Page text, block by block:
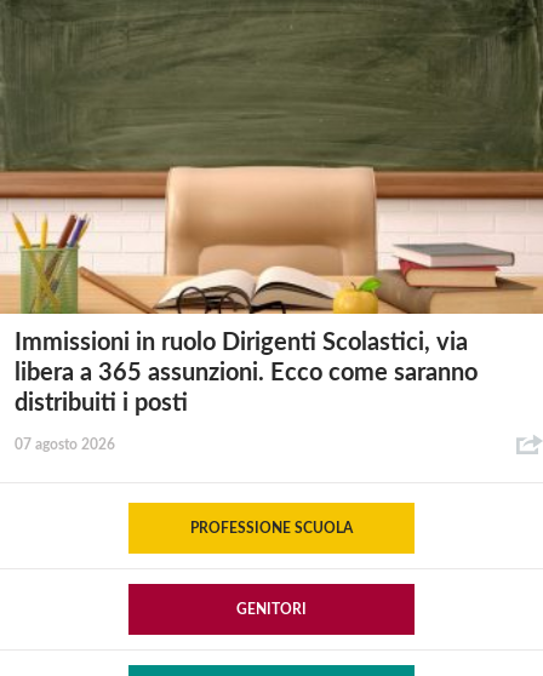
Immissioni in ruolo Dirigenti Scolastici, via
libera a 365 assunzioni. Ecco come saranno
distribuiti i posti
07 agosto 2026
PROFESSIONE SCUOLA
GENITORI